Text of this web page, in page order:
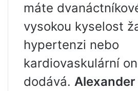
máte
vysokou kyselost
hypertenzi nebo
kardiovaskulární
dodává.